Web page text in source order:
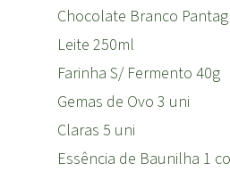
Chocolate Branco
Leite 250ml
Farinha S/ Fermento 40g
Gemas de Ovo 3 uni
Claras 5 uni
Essência de Baunilha 1